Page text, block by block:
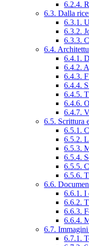
6.2.4.
6.3. Dalla
6.3.1.
6.3.2.
6.3.3.
6.4.
6.4.1.
6.4.2.
6.4.3.
6.4.4.
6.4.5.
6.4.6.
6.4.7.
6.5. Scrittura
6.5.1.
6.5.2.
6.5.3.
6.5.4.
6.5.5.
6.5.6.
6.6.
6.6.1. I
6.6.2.
6.6.3.
6.6.4.
6.7.
6.7.1.